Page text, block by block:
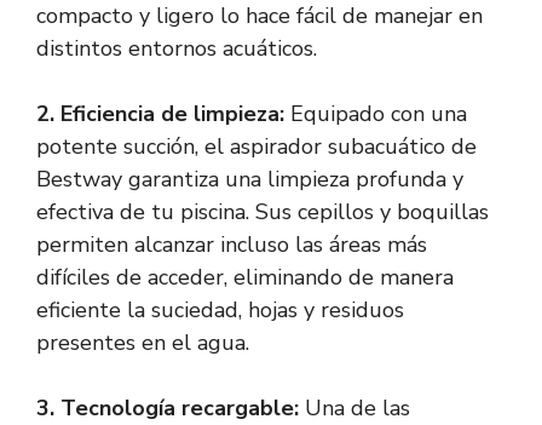
compacto y ligero lo hace fácil de manejar en
distintos entornos acuáticos.
2. Eficiencia de limpieza: Equipado con una
potente succión, el aspirador subacuático de
Bestway garantiza una limpieza profunda y
efectiva de tu piscina. Sus cepillos y boquillas
permiten alcanzar incluso las áreas más
difíciles de acceder, eliminando de manera
eficiente la suciedad, hojas y residuos
presentes en el agua.
3. Tecnología recargable: Una de las